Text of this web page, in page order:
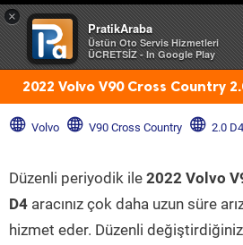
×
PratikAraba
Üstün Oto Servis Hizmetleri
ÜCRETSİZ - In Google Play
2022 Volvo V90 Cross Country
Volvo V90 Cross Country 2.0 D4
Düzenli periyodik ile 2022 Volvo
D4 aracınız çok daha uzun süre
hizmet eder. Düzenli değiştirdiğiniz